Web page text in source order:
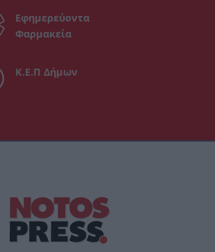
Εφημερεύοντα
Φαρμακεία
Κ.Ε.Π Δήμων